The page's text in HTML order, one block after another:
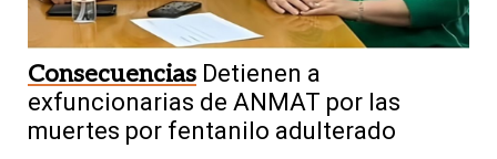
Consecuencias Detienen a
exfuncionarias de ANMAT por las
muertes por fentanilo adulterado